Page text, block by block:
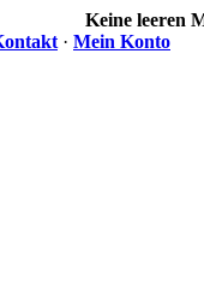
Keine leeren
· Mein Konto